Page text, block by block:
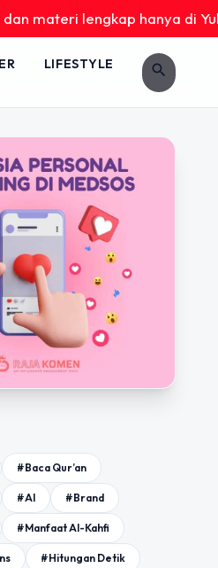
lengkap hanya di
LIFESTYLE search
#Baca Qur’an
#AI #Brand
#Manfaat Al-Kahfi
#Hitungan Detik